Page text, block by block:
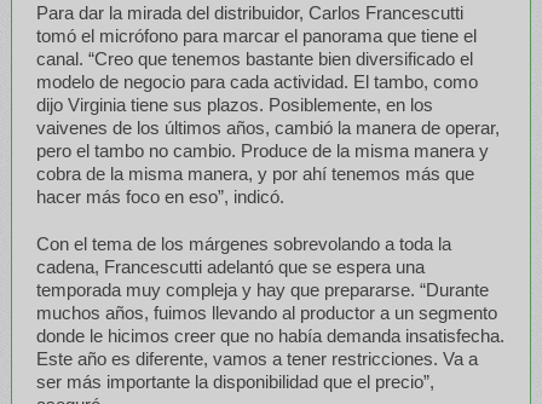
Para dar la mirada del distribuidor, Carlos Francescutti
tomó el micrófono para marcar el panorama que tiene el
canal. “Creo que tenemos bastante bien diversificado el
modelo de negocio para cada actividad. El tambo, como
dijo Virginia tiene sus plazos. Posiblemente, en los
vaivenes de los últimos años, cambió la manera de operar,
pero el tambo no cambio. Produce de la misma manera y
cobra de la misma manera, y por ahí tenemos más que
hacer más foco en eso”, indicó.
Con el tema de los márgenes sobrevolando a toda la
cadena, Francescutti adelantó que se espera una
temporada muy compleja y hay que prepararse. “Durante
muchos años, fuimos llevando al productor a un segmento
donde le hicimos creer que no había demanda insatisfecha.
Este año es diferente, vamos a tener restricciones. Va a
ser más importante la disponibilidad que el precio”,